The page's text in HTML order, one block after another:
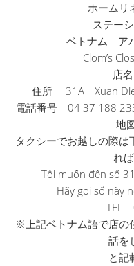
ホーム
ステー
ベトナム ア
Clom’s
店
住所 31A Xuan
電話番号 04 37 188
地
タクシーでお越しの際
れ
Tôi muốn đến số
Hãy gọi số này
TEL
※上記ベトナム語で店の
話を
と記載